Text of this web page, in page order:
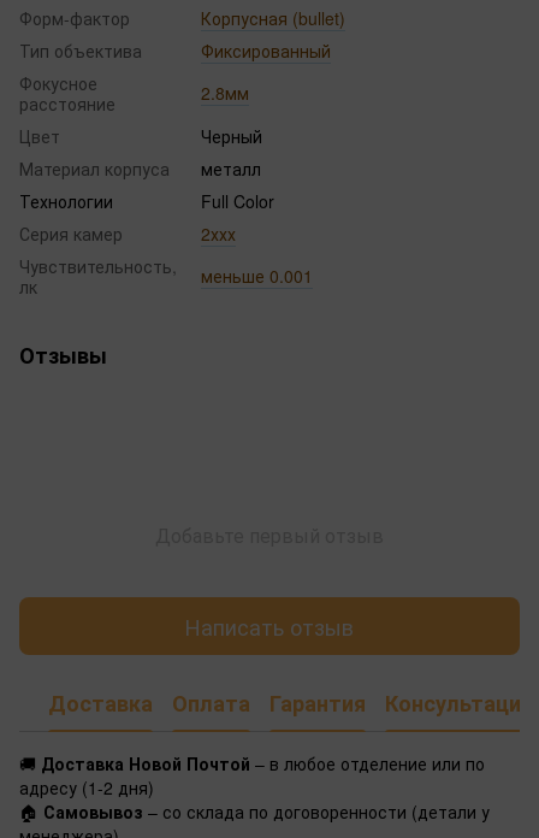
Форм-фактор
Корпусная (bullet)
Тип объектива
Фиксированный
Фокусное
расстояние
2.8мм
Цвет
Черный
Материал корпуса
металл
Технологии
Full Color
Серия камер
2ххх
Чувствительность,
лк
меньше 0.001
Отзывы
Написать отзыв
Доставка Оплата Гарантия Консультация
🚚 Доставка Новой Почтой – в любое отделение или по
адресу (1-2 дня)
🏠 Самовывоз – со склада по договоренности (детали у